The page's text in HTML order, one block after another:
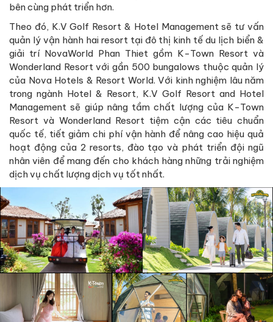
bên cùng phát triển hơn.
Theo đó, K.V Golf Resort & Hotel Management sẽ tư vấn
quản lý vận hành hai resort tại đô thị kinh tế du lịch biển &
giải trí NovaWorld Phan Thiet gồm K-Town Resort và
Wonderland Resort với gần 500 bungalows thuộc quản lý
của Nova Hotels & Resort World. Với kinh nghiệm lâu năm
trong ngành Hotel & Resort, K.V Golf Resort and Hotel
Management sẽ giúp nâng tầm chất lượng của K-Town
Resort và Wonderland Resort tiệm cận các tiêu chuẩn
quốc tế, tiết giảm chi phí vận hành để nâng cao hiệu quả
hoạt động của 2 resorts, đào tạo và phát triển đội ngũ
nhân viên để mang đến cho khách hàng những trải nghiệm
dịch vụ chất lượng dịch vụ tốt nhất.